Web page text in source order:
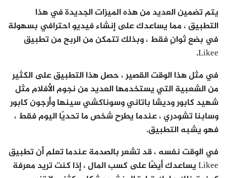
يتم تضمين العديد من هذه الميزات الجديدة في هذا
التطبيق ، مما يساعدك على إنشاء فيديو احترافي بسهولة
في بضع ثوانٍ فقط ، وبذلك تتمكن من الربح من تطبيق
Likee.
في مثل هذا الوقت القصير ، حصل هذا التطبيق على الكثير
من الشعبية التي يستخدمها العديد من نجوم الأفلام مثل
شهيد كابور وديشا باتاني وسوناكشي سينها وأرجون كابور
وسابنا تشودري ، عندما يطرح شخص ما تحديًا اليوم فقط ،
فهو يشبه التطبيق.
في الوقت نفسه ، قد تشعر بالصدمة عندما تعلم أن تطبيق
Likee يساعدك أيضًا على كسب المال ، إذا كنت تريد معرفة